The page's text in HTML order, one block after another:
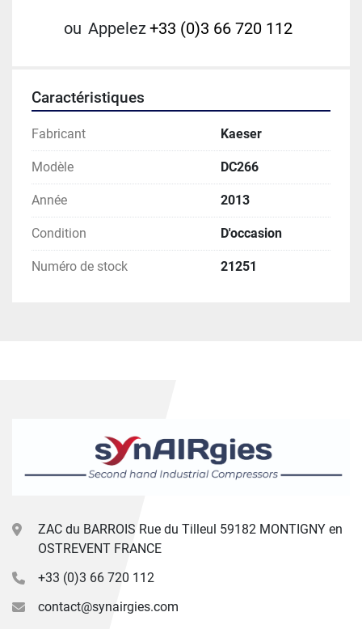
ou Appelez+33 (0)3 66 720 112
Caractéristiques
Fabricant Kaeser
Modèle DC266
Année 2013
Condition D'occasion
Numéro de stock 21251
ZAC du BARROIS Rue du Tilleul 59182 MONTIGNY en
OSTREVENT FRANCE
+33 (0)3 66 720 112
contact@synairgies.com